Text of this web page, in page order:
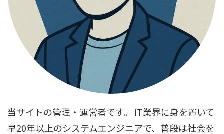
当サイトの管理・運営者です。 IT業界に身を置いて
早20年以上のシステムエンジニアで、普段は社会を